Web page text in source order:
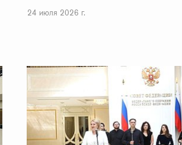
24 июля 2026 г.